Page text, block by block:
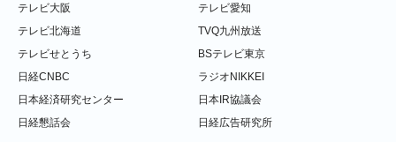
テレビ大阪
テレビ愛知
テレビ北海道
TVQ九州放送
テレビせとうち
BSテレビ東京
日経CNBC
ラジオNIKKEI
日本経済研究センター
日本IR協議会
日経懇話会
日経広告研究所